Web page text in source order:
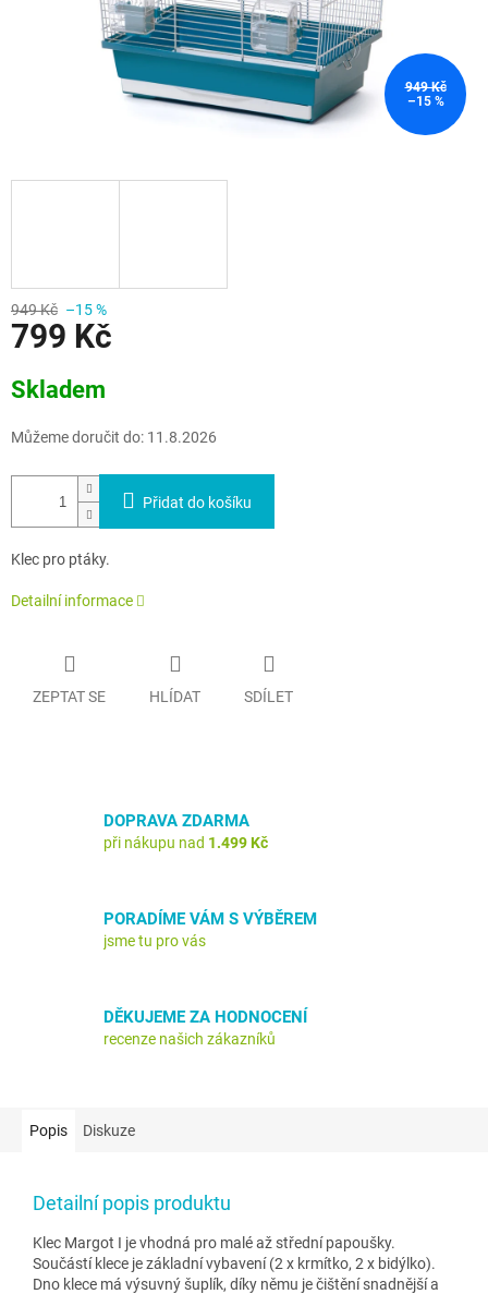
949 Kč
–15 %
949 Kč –15 %
799 Kč
cena:
Skladem
Můžeme doručit do: 11.8.2026
Přidat do košíku
Klec pro ptáky.
Detailní informace
ZEPTAT SE HLÍDAT SDÍLET
DOPRAVA ZDARMA
při nákupu nad 1.499 Kč
PORADÍME VÁM S VÝBĚREM
jsme tu pro vás
DĚKUJEME ZA HODNOCENÍ
recenze našich zákazníků
Popis Diskuze
Detailní popis produktu
Klec Margot I je vhodná pro malé až střední papoušky.
Součástí klece je základní vybavení (2 x krmítko, 2 x bidýlko).
Dno klece má výsuvný šuplík, díky němu je čištění snadnější a